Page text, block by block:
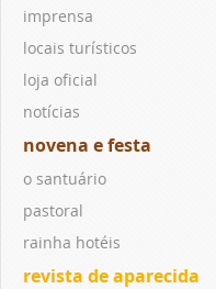
imprensa
locais turísticos
loja oficial
notícias
novena e festa
o santuário
pastoral
rainha hotéis
revista de aparecida